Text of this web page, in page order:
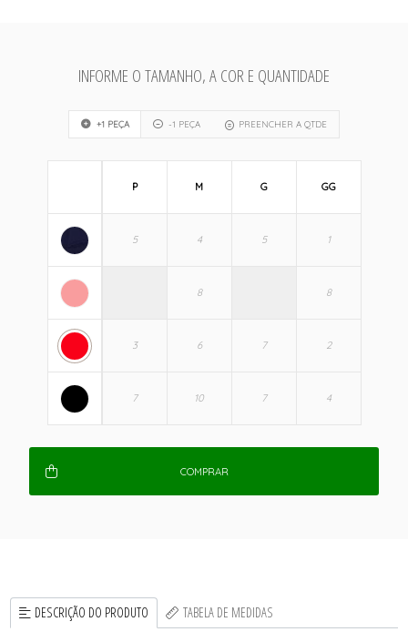
INFORME O TAMANHO, A COR E QUANTIDADE
+1 PEÇA -1 PEÇA PREENCHER A QTDE
P M G GG
COMPRAR
DESCRIÇÃO DO PRODUTO TABELA DE MEDIDAS